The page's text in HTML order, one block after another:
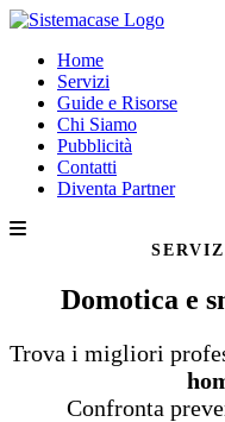
Home
Servizi
Guide e Risorse
Chi Siamo
Pubblicità
Contatti
Diventa Partner
Domotica e
Trova i migliori
Confronta